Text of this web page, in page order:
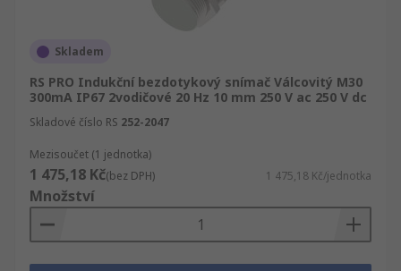
Skladem
RS PRO Indukční bezdotykový snímač Válcovitý M30
300mA IP67 2vodičové 20 Hz 10 mm 250 V ac 250 V dc
Skladové číslo RS 252-2047
Mezisoučet (1 jednotka)
1 475,18 Kč(bez DPH) 1 475,18 Kč/jednotka
Množství